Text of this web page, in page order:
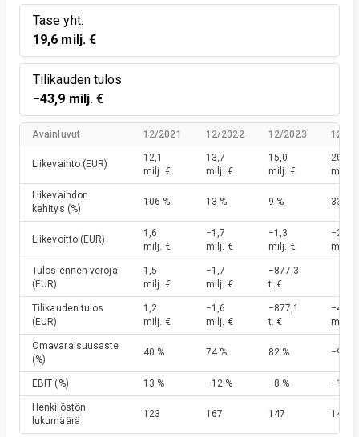
Tase yht.
19,6 milj. €
Tilikauden tulos
−43,9 milj. €
Avainluvut 12/2021 12/2022 12/2023 12/
Liikevaihto (EUR)
12,1
milj. €
13,7
milj. €
15,0
milj. €
20,0
milj. €
Liikevaihdon
kehitys (%)
106 % 13 % 9 % 33 %
Liikevoitto (EUR)
1,6
milj. €
−1,7
milj. €
−1,3
milj. €
−24,6
milj. €
Tulos ennen veroja
(EUR)
1,5
milj. €
−1,7
milj. €
−877,3
t. €
Tilikauden tulos
(EUR)
1,2
milj. €
−1,6
milj. €
−877,1
t. €
−43,9
milj. €
Omavaraisuusaste
(%)
40 % 74 % 82 % −96 %
EBIT (%) 13 % −12 % −8 % −113
Henkilöstön
lukumäärä
123 167 147 147